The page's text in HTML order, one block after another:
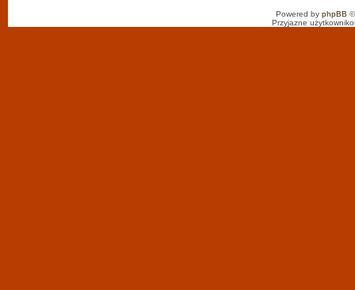
Powered by phpBB
Przyjazne